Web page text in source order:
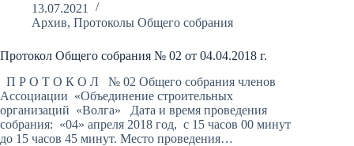
13.07.2021
Архив, Протоколы Общего собрания
Протокол Общего собрания № 02 от 04.04.2018 г.
П Р О Т О К О Л № 02 Общего собрания членов
Ассоциации «Объединение строительных
организаций «Волга» Дата и время проведения
собрания: «04» апреля 2018 год, с 15 часов 00 минут
до 15 часов 45 минут. Место проведения…